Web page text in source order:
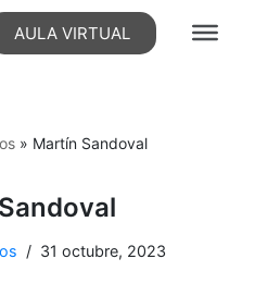
AULA VIRTUAL
» Martín Sandoval
31 octubre, 2023